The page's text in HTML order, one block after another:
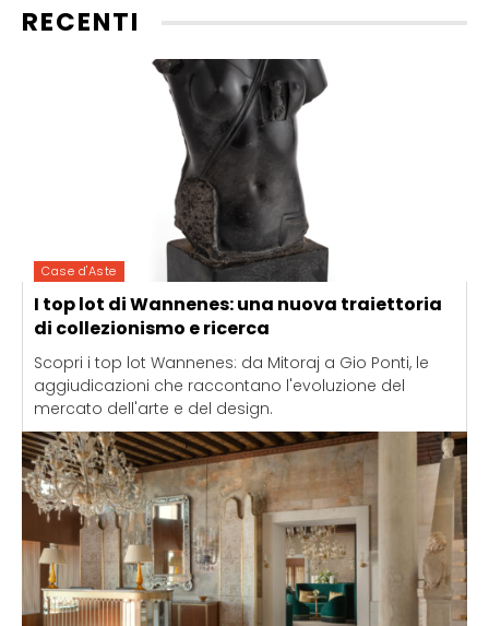
RECENTI
Case d'Aste
I top lot di Wannenes: una nuova traiettoria
di collezionismo e ricerca
Scopri i top lot Wannenes: da Mitoraj a Gio Ponti, le
aggiudicazioni che raccontano l'evoluzione del
mercato dell'arte e del design.